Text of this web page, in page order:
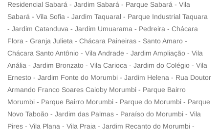
Residencial Sabará - Jardim Sabará - Parque Sabará - Vila
Sabará - Vila Sofia - Jardim Taquaral - Parque Industrial Taquara
- Jardim Catanduva - Jardim Umuarama - Pedreira - Chácara
Flora - Granja Julieta - Chácara Paineiras - Santo Amaro -
Chácara Santo Antônio - Vila Andrade - Jardim Ampliação - Vila
Anália - Jardim Bronzato - Vila Carioca - Jardim do Colégio - Vila
Ernesto - Jardim Fonte do Morumbi - Jardim Helena - Rua Doutor
Armando Franco Soares Caioby Morumbi - Parque Bairro
Morumbi - Parque Bairro Morumbi - Parque do Morumbi - Parque
Novo Taboão - Jardim das Palmas - Paraíso do Morumbi - Vila
Pires - Vila Plana - Vila Praia - Jardim Recanto do Morumbi -